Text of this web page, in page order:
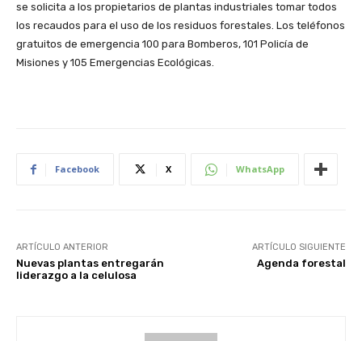
se solicita a los propietarios de plantas industriales tomar todos
los recaudos para el uso de los residuos forestales. Los teléfonos
gratuitos de emergencia 100 para Bomberos, 101 Policía de
Misiones y 105 Emergencias Ecológicas.
Facebook X WhatsApp
ARTÍCULO ANTERIOR
Nuevas plantas entregarán
liderazgo a la celulosa
ARTÍCULO SIGUIENTE
Agenda forestal